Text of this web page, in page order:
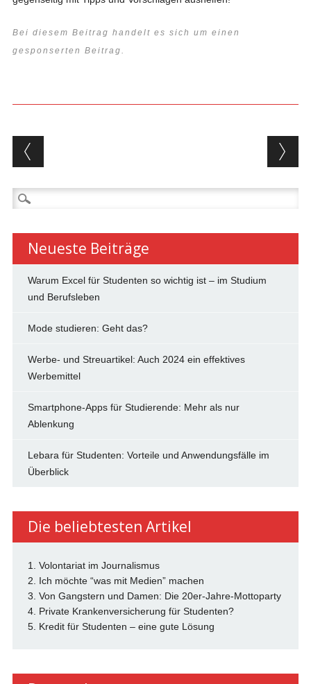
Bei diesem Beitrag handelt es sich um einen
gesponserten Beitrag.
Beitragsnavigation
Suchen
nach:
Neueste Beiträge
Warum Excel für Studenten so wichtig ist – im Studium
und Berufsleben
Mode studieren: Geht das?
Werbe- und Streuartikel: Auch 2024 ein effektives
Werbemittel
Smartphone-Apps für Studierende: Mehr als nur
Ablenkung
Lebara für Studenten: Vorteile und Anwendungsfälle im
Überblick
Die beliebtesten Artikel
1. Volontariat im Journalismus
2. Ich möchte “was mit Medien” machen
3. Von Gangstern und Damen: Die 20er-Jahre-Mottoparty
4. Private Krankenversicherung für Studenten?
5. Kredit für Studenten – eine gute Lösung